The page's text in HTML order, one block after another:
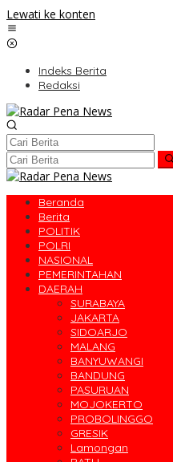
Lewati ke konten
Indeks Berita
Redaksi
Beranda
Berita
POLITIK
POLRI
NASIONAL
PEMERINTAHAN
DAERAH
SURABAYA
JAKARTA
SIDOARJO
MALANG
BANYUWANGI
BANDUNG
PASURUAN
MOJOKERTO
PROBOLINGGO
GRESIK
Lamongan